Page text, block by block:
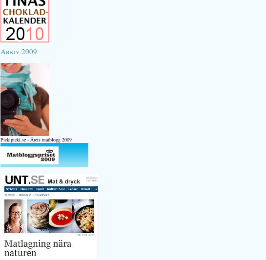
Arkiv 2009
Pickipicki.se - Årets matblogg 2009